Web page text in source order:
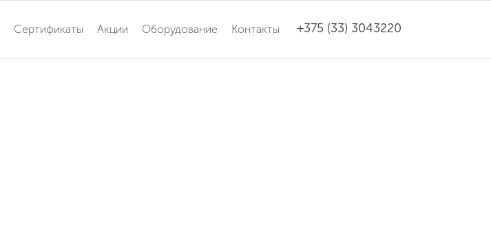
Сертификаты Акции Оборудование Контакты +375 (33) 3043220